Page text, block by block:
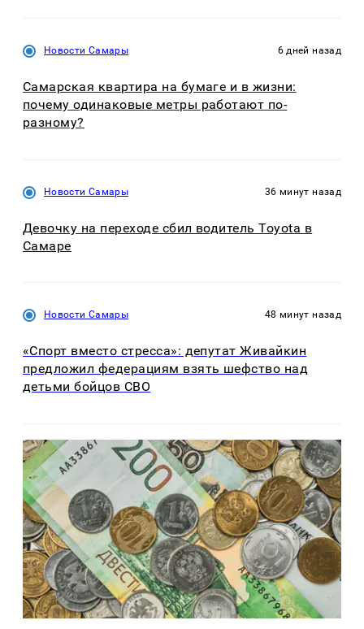
Новости Самары 6 дней назад
Самарская квартира на бумаге и в жизни:
почему одинаковые метры работают по-
разному?
Новости Самары 36 минут назад
Девочку на переходе сбил водитель Toyota в
Самаре
Новости Самары 48 минут назад
«Спорт вместо стресса»: депутат Живайкин
предложил федерациям взять шефство над
детьми бойцов СВО